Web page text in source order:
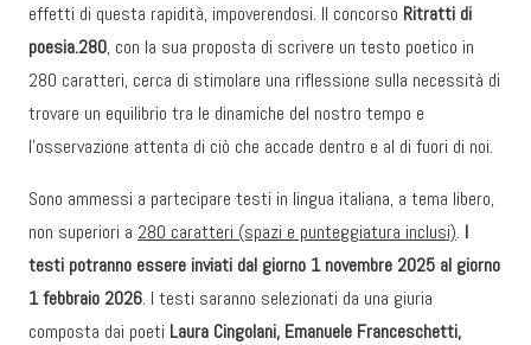
effetti di questa rapidità, impoverendosi. Il concorso Ritratti di
poesia.280, con la sua proposta di scrivere un testo poetico in
280 caratteri, cerca di stimolare una riflessione sulla necessità di
trovare un equilibrio tra le dinamiche del nostro tempo e
l’osservazione attenta di ciò che accade dentro e al di fuori di noi.
Sono ammessi a partecipare testi in lingua italiana, a tema libero,
non superiori a 280 caratteri (spazi e punteggiatura inclusi). I
testi potranno essere inviati dal giorno 1 novembre 2025 al giorno
1 febbraio 2026. I testi saranno selezionati da una giuria
composta dai poeti Laura Cingolani, Emanuele Franceschetti,